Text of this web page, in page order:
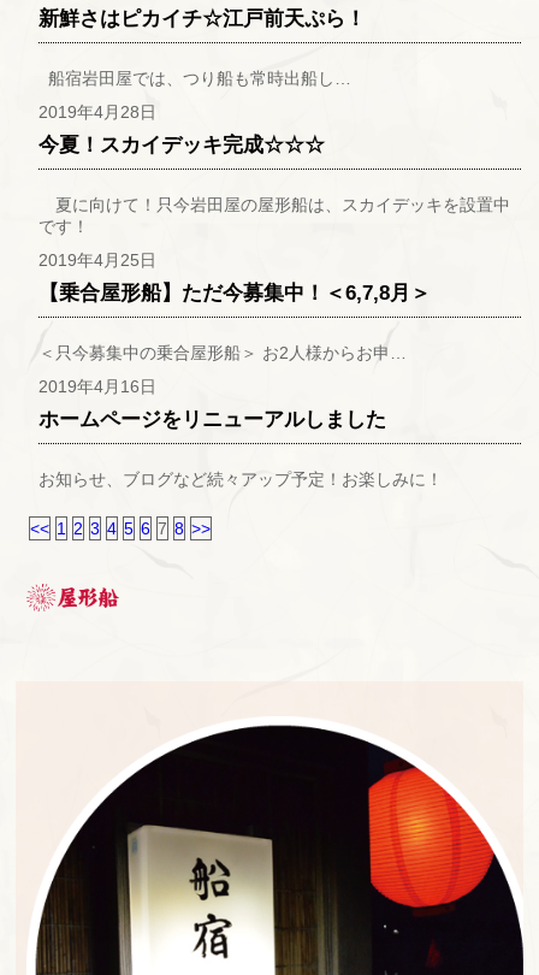
新鮮さはピカイチ☆江戸前天ぷら！
船宿岩田屋では、つり船も常時出船し…
2019年4月28日
今夏！スカイデッキ完成☆☆☆
夏に向けて！只今岩田屋の屋形船は、スカイデッキを設置中
です！
2019年4月25日
【乗合屋形船】ただ今募集中！＜6,7,8月＞
＜只今募集中の乗合屋形船＞ お2人様からお申…
2019年4月16日
ホームページをリニューアルしました
お知らせ、ブログなど続々アップ予定！お楽しみに！
<< 1 2 3 4 5 6 7 8 >>